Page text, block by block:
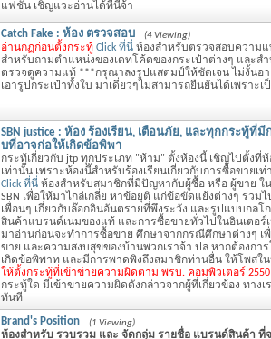
แฟชั่น เชิญแวะอ่านได้ที่นี่จ้า
Catch Fake : ห้อง ตรวจสอบ (4 Viewing)
อ่านกฏก่อนตั้งกระทู้ Click ที่นี่ ห้องสำหรับตรวจสอบความ
สำหรับถามตำแหน่งของเดทโค้ดของกระเป๋าต่างๆ และสำ
ตรวจดูความแท้ ***กรุณาลงรูปแสตมป์ให้ชัดเจน ไม่งั้นอ
เอารูปกระเป๋าทั้งใบ มาเดี่ยวๆไม่สามารถยืนยันได้เพราะ
SBN justice : ห้อง ร้องเรียน, เตือนภัย, และทุกกระทู้ที่
บที่อาจก่อให้เกิดข้อพิพา
กระทู้เกี่ยวกับ jtp ทุกประเภท "ห้าม" ตั้งห้องนี้ เชิญไปตั้งที่ห้อ
เท่านั้น เพราะห้องนี้สำหรับร้องเรียนเกี่ยวกับการซื้อขายเท่
Click ที่นี่ ห้องสำหรับสมาชิกที่มีปัญหากับผู้ซื้อ หรือ ผู้ขาย ใ
SBN เพื่อให้มาไกล่เกลี่ย หาข้อยุติ แก่ข้อขัดแย้งต่างๆ รวม
เพื่อนๆ เกี่ยวกับล๊อกอินอันตรายที่พึงระวัง และรูปแบบกลโ
สินค้าแบรนด์เนมของแท้ และการซื้อขายทั่วไปในอินเตอร์
มาอ่านก่อนจะทำการซื้อขาย ศึกษาจากกรณีศึกษาต่างๆ เ
ขาย และความสงบสุขของบ้านพวกเราจ้า ปล หากต้องกา
เกิดข้อพิพาท และมีการพาดพิงถึงสมาชิกท่านอื่น ให้โพสใ
ให้ตั้งกระทู้ที่เข้าข่ายความผิดตาม พรบ. คอมพิวเตอร์
กระทู้ใด มีเข้าข่ายความผิดดังกล่าวจากผู้ที่เกี่ยวข้อง ทาง
ทันที
Brand's Position (1 Viewing)
ห้องสำหรับ รวบรวม และ จัดกลุ่ม รายชื่อ แบรนด์สินค้า ที่